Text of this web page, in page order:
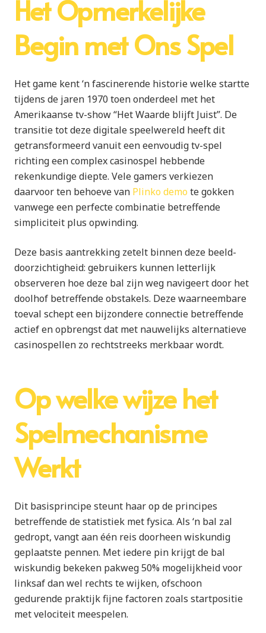
Het Opmerkelijke
Begin met Ons Spel
Het game kent ‘n fascinerende historie welke startte
tijdens de jaren 1970 toen onderdeel met het
Amerikaanse tv-show “Het Waarde blijft Juist”. De
transitie tot deze digitale speelwereld heeft dit
getransformeerd vanuit een eenvoudig tv-spel
richting een complex casinospel hebbende
rekenkundige diepte. Vele gamers verkiezen
daarvoor ten behoeve van Plinko demo te gokken
vanwege een perfecte combinatie betreffende
simpliciteit plus opwinding.
Deze basis aantrekking zetelt binnen deze beeld-
doorzichtigheid: gebruikers kunnen letterlijk
observeren hoe deze bal zijn weg navigeert door het
doolhof betreffende obstakels. Deze waarneembare
toeval schept een bijzondere connectie betreffende
actief en opbrengst dat met nauwelijks alternatieve
casinospellen zo rechtstreeks merkbaar wordt.
Op welke wijze het
Spelmechanisme
Werkt
Dit basisprincipe steunt haar op de principes
betreffende de statistiek met fysica. Als ‘n bal zal
gedropt, vangt aan één reis doorheen wiskundig
geplaatste pennen. Met iedere pin krijgt de bal
wiskundig bekeken pakweg 50% mogelijkheid voor
linksaf dan wel rechts te wijken, ofschoon
gedurende praktijk fijne factoren zoals startpositie
met velociteit meespelen.